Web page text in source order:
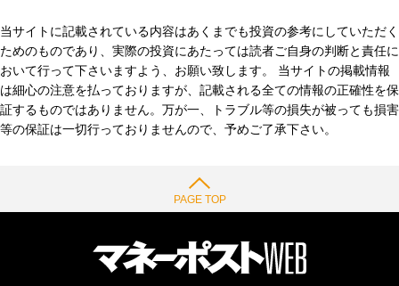
当サイトに記載されている内容はあくまでも投資の参考にしていただく
ためのものであり、実際の投資にあたっては読者ご自身の判断と責任に
おいて行って下さいますよう、お願い致します。 当サイトの掲載情報
は細心の注意を払っておりますが、記載される全ての情報の正確性を保
証するものではありません。万が一、トラブル等の損失が被っても損害
等の保証は一切行っておりませんので、予めご了承下さい。
PAGE TOP